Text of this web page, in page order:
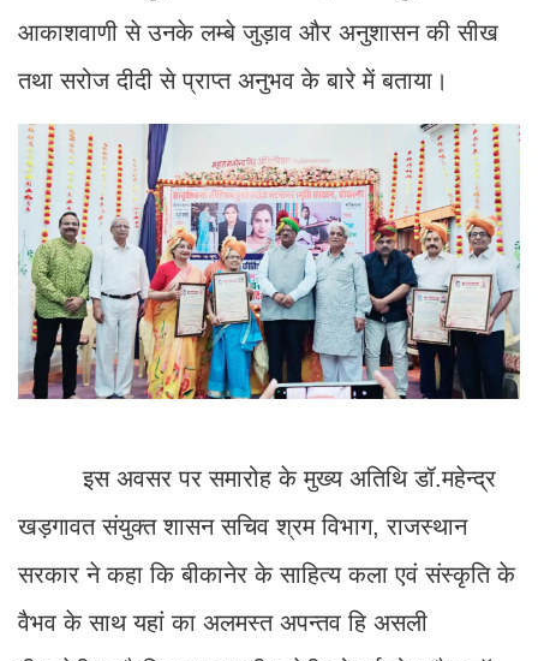
आकाशवाणी से उनके लम्बे जुड़ाव और अनुशासन की सीख
तथा सरोज दीदी से प्राप्त अनुभव के बारे में बताया।
इस अवसर पर समारोह के मुख्य अतिथि डॉ.महेन्द्र
खड़गावत संयुक्त शासन सचिव श्रम विभाग, राजस्थान
सरकार ने कहा कि बीकानेर के साहित्य कला एवं संस्कृति के
वैभव के साथ यहां का अलमस्त अपन्तव हि असली